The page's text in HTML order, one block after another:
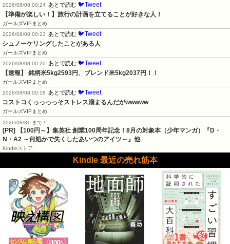
2026/08/08 00:24 あとで読む 🐦Tweet
【準備が楽しい！】旅行の計画を立てることが好きな人！
ガールズVIPまとめ
2026/08/08 00:23
あとで読む 🐦Tweet
シュノーケリングしたことがある人
ガールズVIPまとめ
2026/08/08 00:20
あとで読む 🐦Tweet
【速報】 銘柄米5kg2593円、ブレンド米5kg2037円！！
ガールズVIPまとめ
2026/08/08 00:18
あとで読む 🐦Tweet
コストコくっっっっそストレス溜まるんだがwwwww
ガールズVIPまとめ
2026/08/31 まで！
[PR]
【100円～】集英社 創業100周年記念！8月の対象本（少年マンガ）『D・
N・A2 ～何処かで失くしたあいつのアイツ～』他
Kindleストア
Kindle 最近の売れ筋本